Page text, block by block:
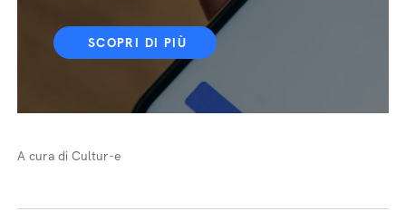
SCOPRI DI PIÙ
A cura di Cultur-e